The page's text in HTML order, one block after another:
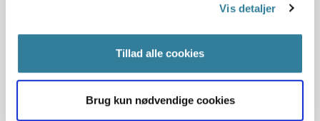
Vis detaljer
Tillad alle cookies
Brug kun nødvendige cookies
Seneste nyheder
Læs mere